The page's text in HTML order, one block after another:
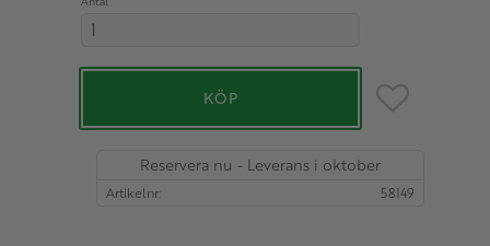
KÖP Lägg till i
Reservera nu - Leverans i oktober
Artikelnr 58149